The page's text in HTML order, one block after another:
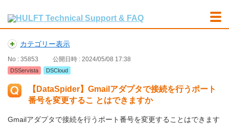
カテゴリー表示
No : 35853 公開日時 : 2024/05/08 17:38
DSServista DSCloud
【DataSpider】Gmailアダプタで接続を行うポート
番号を変更するこ とはできますか
Gmailアダプタで接続を行うポート番号を変更することはできます